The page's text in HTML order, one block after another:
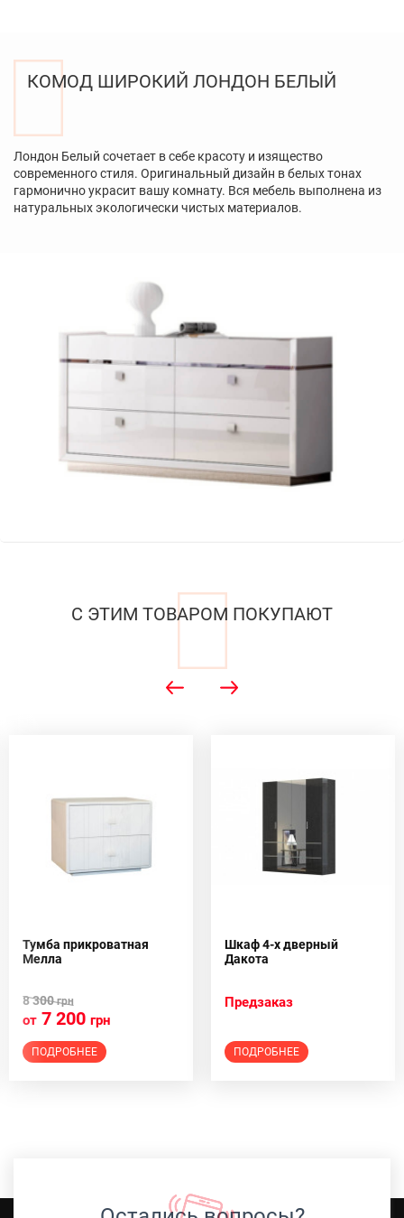
КОМОД ШИРОКИЙ ЛОНДОН БЕЛЫЙ
Лондон Белый сочетает в себе красоту и изящество
современного стиля. Оригинальный дизайн в белых тонах
гармонично украсит вашу комнату. Вся мебель выполнена из
натуральных экологически чистых материалов.
С ЭТИМ ТОВАРОМ ПОКУПАЮТ
Тумба прикроватная
Мелла
8 300грн
от 7 200 грн
ПОДРОБНЕЕ
Шкаф 4-х дверный
Дакота
Предзаказ
ПОДРОБНЕЕ